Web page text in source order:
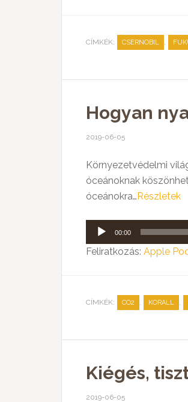
CÍMKÉK: CSERNOBIL ,
Hogyan
2019-06-05
Környezetvédelmi
óceánoknak
óceánokra…Részletek
Audió
lejátszó
00:00
Feliratkozás: Apple
CÍMKÉK: CO2 , KORALL ,
Kiégés,
2019-06-05